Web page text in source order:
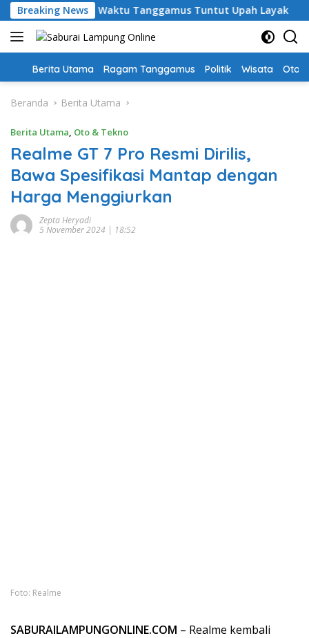
Langsung
ke
konten
Breaking News
PPPK Paruh Waktu Tanggamus Tuntut Upah Layak
Home
Berita Utama Ragam Tanggamus Politik Wisata Oto
Beranda Berita Utama
Berita Utama, Oto & Tekno
Realme GT 7 Pro Resmi Dirilis,
Bawa Spesifikasi Mantap dengan
Harga Menggiurkan
Zepta Heryadi
5 November 2024 | 18:52
Foto: Realme
SABURAILAMPUNGONLINE.COM – Realme kembali